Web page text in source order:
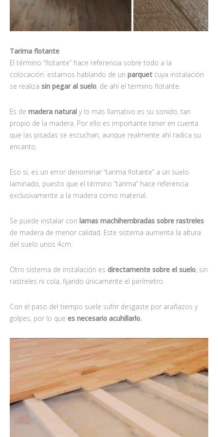
Tarima flotante
El término “flotante” hace referencia sobre todo a la
colocación: estamos hablando de un parquet cuya instalación
se realiza sin pegar al suelo, de ahí el termino flotante.
Es de madera natural y lo más llamativo es su sonido, tan
propio de la madera. Por ello es importante tener en cuenta
que las pisadas se escuchan, aunque realmente ahí radica su
encanto.
Eso sí, es un error denominar “tarima flotante” a un suelo
laminado, puesto que el término “tarima” hace referencia
exclusivamente a la madera como material.
Se puede instalar con lamas machihembradas sobre rastreles
de madera de menor calidad. Este sistema aumenta la altura
del suelo unos 4cm.
Otro sistema de instalación es directamente sobre el suelo, sin
rastreles ni cola, fijando únicamente el perímetro.
Con el paso del tiempo suele sufrir desgaste por arañazos y
golpes, por lo que es necesario acuhillarlo.